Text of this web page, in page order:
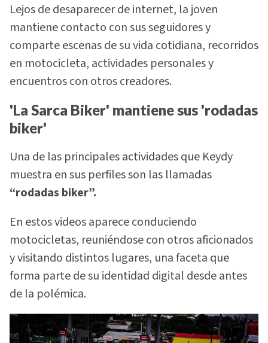
Lejos de desaparecer de internet, la joven
mantiene contacto con sus seguidores y
comparte escenas de su vida cotidiana, recorridos
en motocicleta, actividades personales y
encuentros con otros creadores.
'La Sarca Biker' mantiene sus 'rodadas
biker'
Una de las principales actividades que Keydy
muestra en sus perfiles son las llamadas
“rodadas biker”.
En estos videos aparece conduciendo
motocicletas, reuniéndose con otros aficionados
y visitando distintos lugares, una faceta que
forma parte de su identidad digital desde antes
de la polémica.